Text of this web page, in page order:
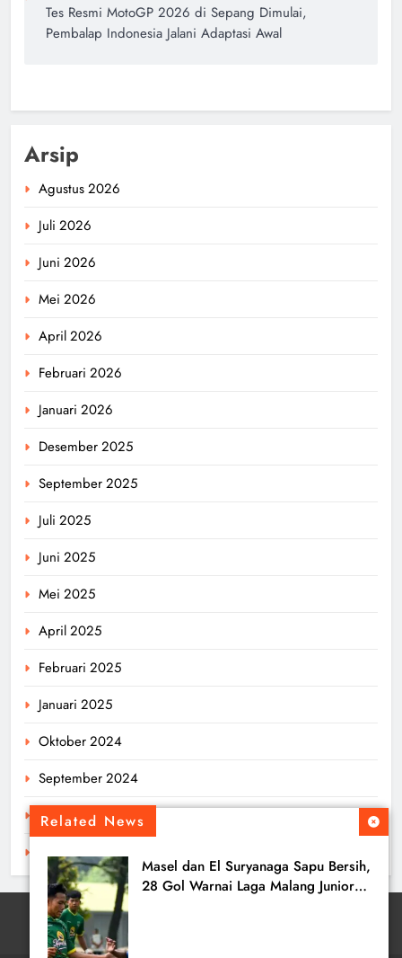
Related News
Masel dan El Suryanaga Sapu Bersih,
28 Gol Warnai Laga Malang Junior
Tes Resmi MotoGP 2026 di Sepang Dimulai,
Pembalap Indonesia Jalani Adaptasi Awal
Arsip
Agustus 2026
Juli 2026
Juni 2026
Mei 2026
April 2026
Februari 2026
Januari 2026
Desember 2025
September 2025
Juli 2025
Juni 2025
Mei 2025
April 2025
Februari 2025
Januari 2025
Oktober 2024
September 2024
Agustus 2024
Juli 2024